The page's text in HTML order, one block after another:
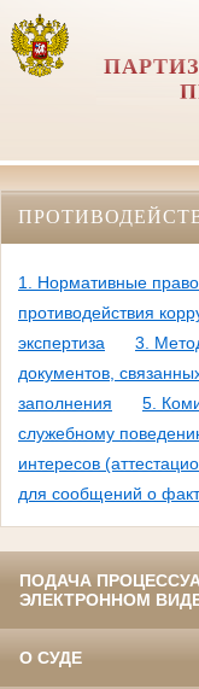
1. Нормативные
противодействия
экспертиза
3.
документов,
заполнения
5.
служебному
интересов
для сообщений о
ПОДАЧА
ЭЛЕКТРОННОМ
О СУДЕ